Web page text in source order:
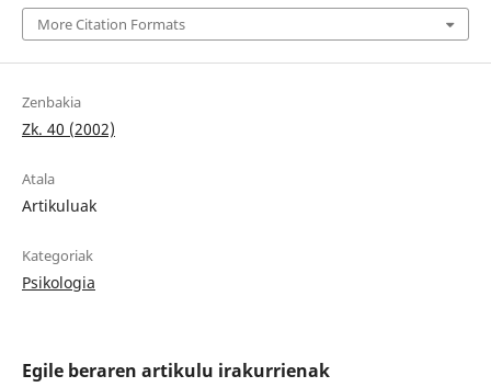
More Citation Formats
Zenbakia
Zk. 40 (2002)
Atala
Artikuluak
Kategoriak
Psikologia
Egile beraren artikulu irakurrienak